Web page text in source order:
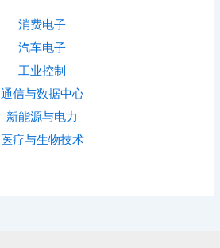
消费电子
汽车电子
工业控制
通信与数据中心
新能源与电力
医疗与生物技术